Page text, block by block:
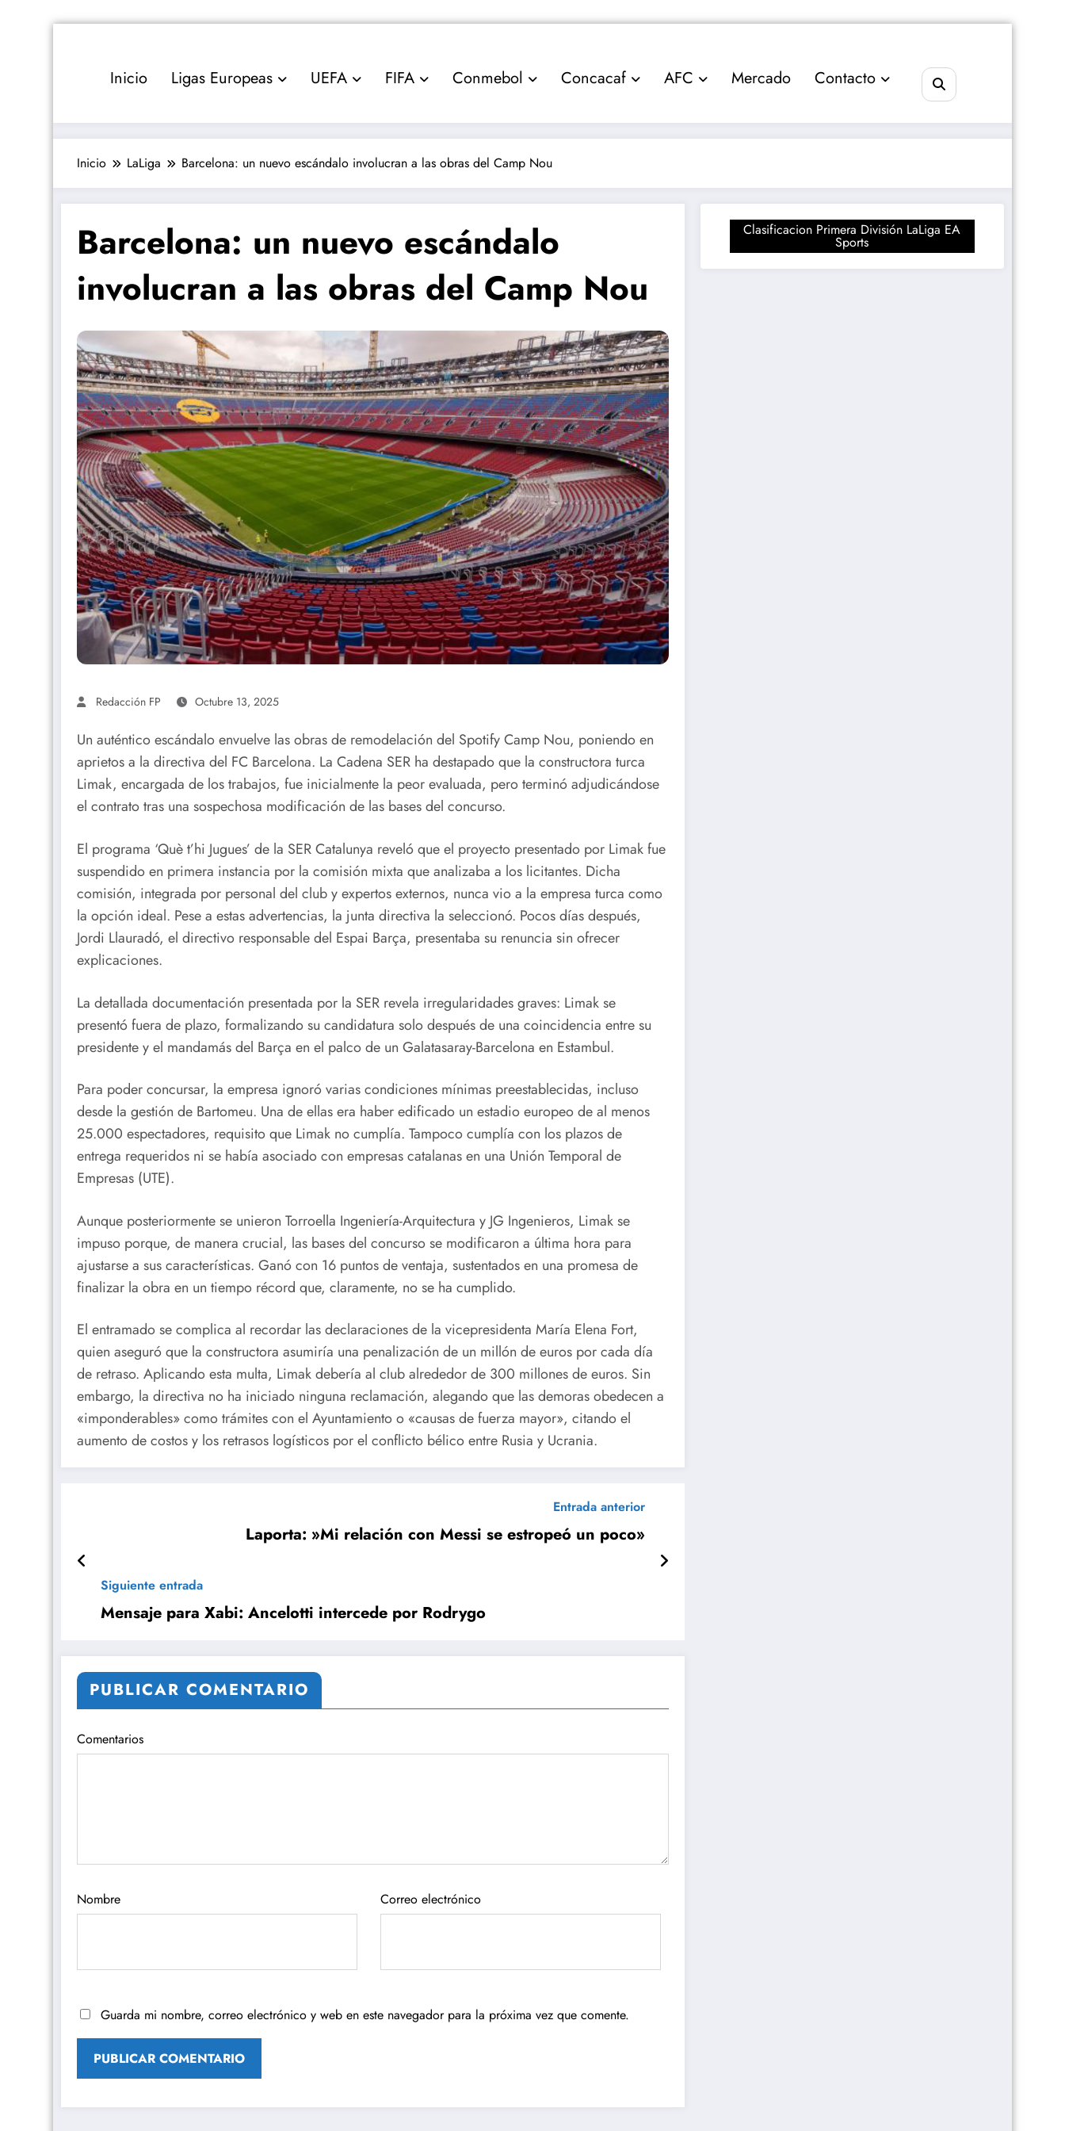
Inicio Ligas Europeas UEFA FIFA Conmebol Concacaf AFC Mercado Contacto
Inicio LaLiga Barcelona: un nuevo escándalo involucran a las obras del Camp Nou
Barcelona: un nuevo escándalo
involucran a las obras del Camp Nou
Redacción FP Octubre 13, 2025
Un auténtico escándalo envuelve las obras de remodelación del Spotify Camp Nou, poniendo en
aprietos a la directiva del FC Barcelona. La Cadena SER ha destapado que la constructora turca
Limak, encargada de los trabajos, fue inicialmente la peor evaluada, pero terminó adjudicándose
el contrato tras una sospechosa modificación de las bases del concurso.
El programa ‘Què t’hi Jugues’ de la SER Catalunya reveló que el proyecto presentado por Limak fue
suspendido en primera instancia por la comisión mixta que analizaba a los licitantes. Dicha
comisión, integrada por personal del club y expertos externos, nunca vio a la empresa turca como
la opción ideal. Pese a estas advertencias, la junta directiva la seleccionó. Pocos días después,
Jordi Llauradó, el directivo responsable del Espai Barça, presentaba su renuncia sin ofrecer
explicaciones.
La detallada documentación presentada por la SER revela irregularidades graves: Limak se
presentó fuera de plazo, formalizando su candidatura solo después de una coincidencia entre su
presidente y el mandamás del Barça en el palco de un Galatasaray-Barcelona en Estambul.
Para poder concursar, la empresa ignoró varias condiciones mínimas preestablecidas, incluso
desde la gestión de Bartomeu. Una de ellas era haber edificado un estadio europeo de al menos
25.000 espectadores, requisito que Limak no cumplía. Tampoco cumplía con los plazos de
entrega requeridos ni se había asociado con empresas catalanas en una Unión Temporal de
Empresas (UTE).
Aunque posteriormente se unieron Torroella Ingeniería-Arquitectura y JG Ingenieros, Limak se
impuso porque, de manera crucial, las bases del concurso se modificaron a última hora para
ajustarse a sus características. Ganó con 16 puntos de ventaja, sustentados en una promesa de
finalizar la obra en un tiempo récord que, claramente, no se ha cumplido.
El entramado se complica al recordar las declaraciones de la vicepresidenta María Elena Fort,
quien aseguró que la constructora asumiría una penalización de un millón de euros por cada día
de retraso. Aplicando esta multa, Limak debería al club alrededor de 300 millones de euros. Sin
embargo, la directiva no ha iniciado ninguna reclamación, alegando que las demoras obedecen a
«imponderables» como trámites con el Ayuntamiento o «causas de fuerza mayor», citando el
aumento de costos y los retrasos logísticos por el conflicto bélico entre Rusia y Ucrania.
Entrada anterior
Laporta: »Mi relación con Messi se estropeó un poco»
Siguiente entrada
Mensaje para Xabi: Ancelotti intercede por Rodrygo
PUBLICAR COMENTARIO
Comentarios
Nombre Correo electrónico
Guarda mi nombre, correo electrónico y web en este navegador para la próxima vez que comente.
Clasificacion Primera División LaLiga EA
Sports